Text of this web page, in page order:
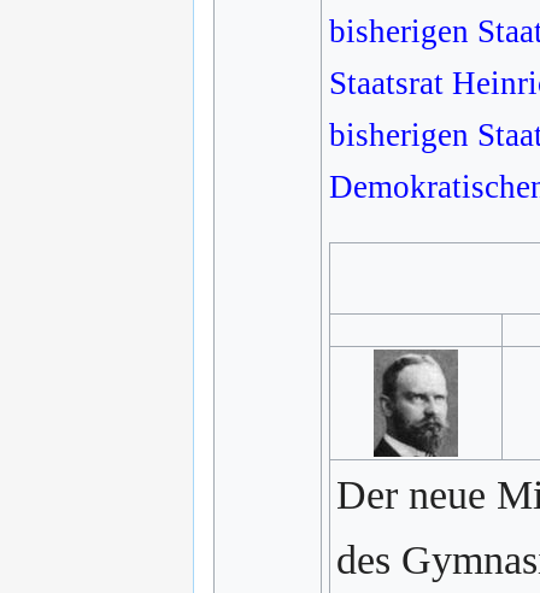
bisherigen
Staatsrat
bisherigen
Der neue
des